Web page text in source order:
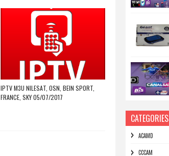
IPTV M3U NILESAT, OSN, BEIN SPORT,
FRANCE, SKY 05/07/2017
CATEGORIES
ACAMD
CCCAM